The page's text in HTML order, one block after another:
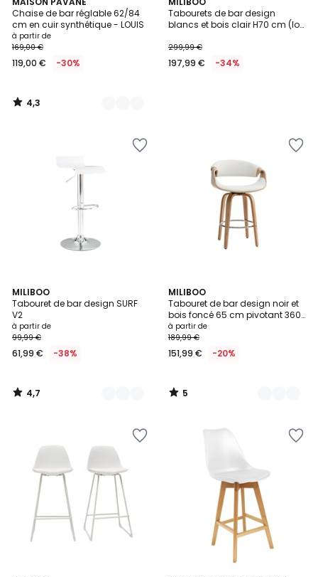
Chaise de bar réglable 62/84
cm en cuir synthétique - LOUIS
à partir de
169,00 €
119,00 € -30%
/ 5
2
Couleurs
4,3
/
Tabourets de bar design
blancs et bois clair H70 cm (lot
299,99 €
197,99 € -34%
MILIBOO
Tabouret de bar design SURF
V2
à partir de
99,99 €
61,99 € -38%
4,7
/ 5
3
Couleurs
4,7
/
MILIBOO
Tabouret de bar design noir et
bois foncé 65 cm pivotant 360°
ARAMIS
à partir de
189,99 €
151,99 € -20%
5
/
5
2
Couleurs
5
/